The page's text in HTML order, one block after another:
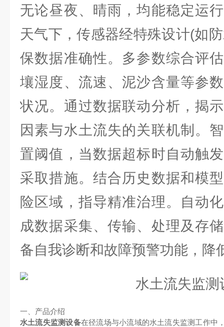
无论昼夜、晴雨，均能稳定运
天气下，传感器经特殊设计(如
保数据准确性。多参数综合评
壤湿度、流速、泥沙含量等参
状况。通过数据联动分析，揭
因素与水土流失的关联机制。
置阈值，当数据超标时自动触
采取措施。结合历史数据和模
险区域，指导精准治理。自动
成数据采集、传输、处理及存
备自我诊断和故障预警功能，降
一、产品介绍
水土流失监测设备在径流场与小流域的水土流失监测工作中